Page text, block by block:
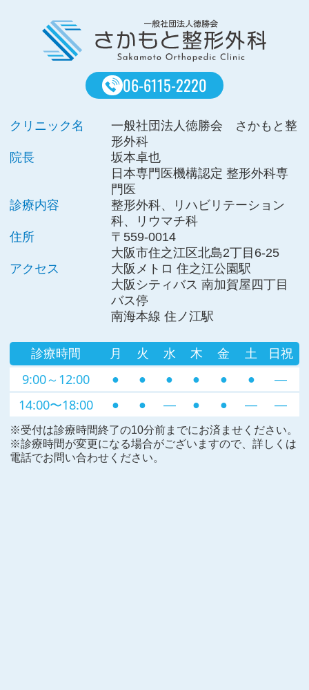
06-6115-2220
クリニック名
一般社団法人徳勝会 さかもと整
形外科
院長
坂本卓也
日本専門医機構認定 整形外科専
門医
診療内容
整形外科、リハビリテーション
科、リウマチ科
住所
〒559-0014
大阪市住之江区北島2丁目6-25
アクセス
大阪メトロ 住之江公園駅
大阪シティバス 南加賀屋四丁目
バス停
南海本線 住ノ江駅
※受付は診療時間終了の10分前までにお済ませください。
※診療時間が変更になる場合がございますので、詳しくは
電話でお問い合わせください。
診療時間 月 火 水 木 金 土 日祝
9:00～12:00 ● ● ● ● ● ● ―
14:00〜18:00 ● ● ― ● ● ― ―